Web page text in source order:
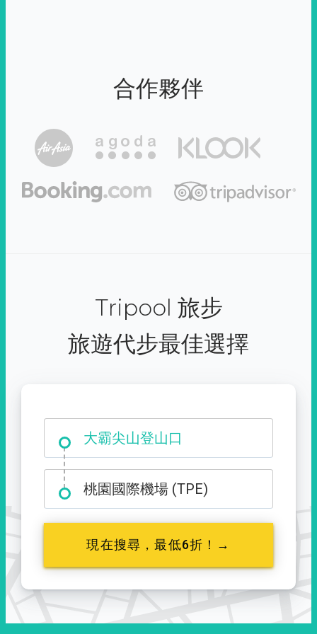
合作夥伴
Tripool 旅步
旅遊代步最佳選擇
大霸尖山登山口
桃園國際機場 (TPE)
現在搜尋，最低6折！→